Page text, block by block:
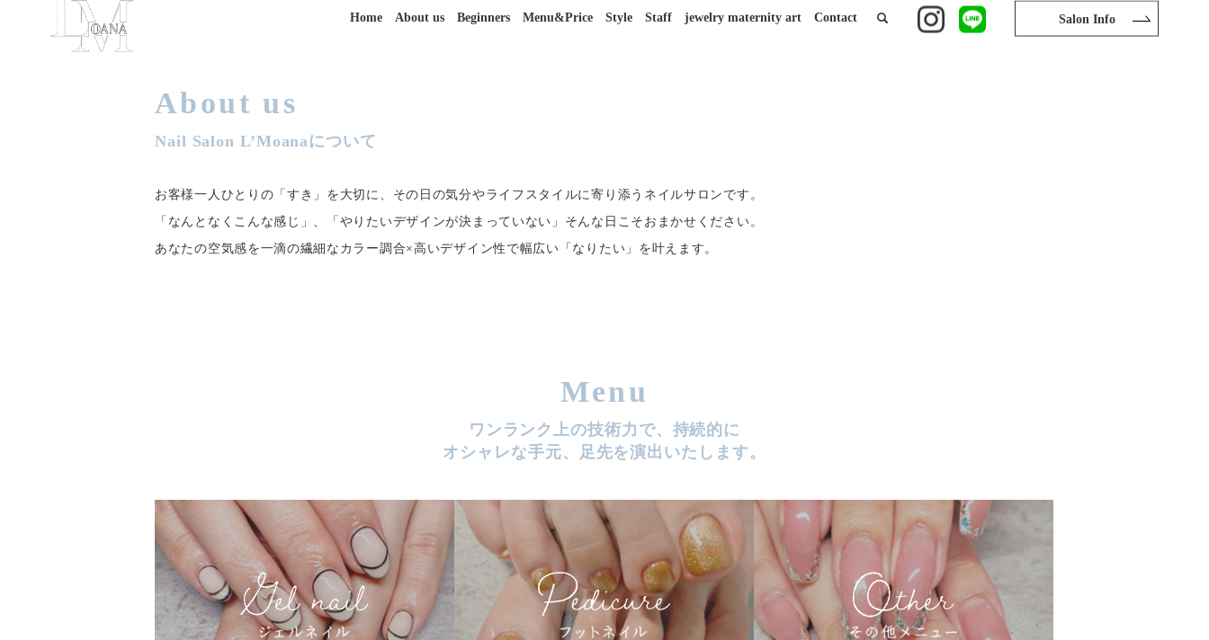
Home About us Beginners Menu&Price Style Staff jewelry maternity art Contact Salon Info
About us
Nail Salon L’Moanaについて
お客様一人ひとりの「すき」を大切に、その日の気分やライフスタイルに寄り添うネイルサロンです。
「なんとなくこんな感じ」、「やりたいデザインが決まっていない」そんな日こそおまかせください。
あなたの空気感を一滴の繊細なカラー調合×高いデザイン性で幅広い「なりたい」を叶えます。
Menu
ワンランク上の技術力で、持続的に
オシャレな手元、
足先を演出いたします。